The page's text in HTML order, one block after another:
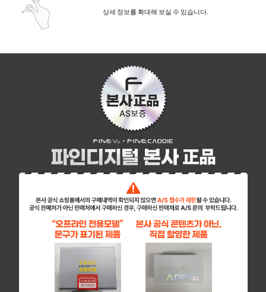
상세 정보를 확대해 보실 수 있습니다.